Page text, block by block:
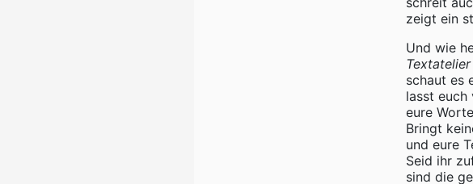
zeigt ein
Und wie
Textatelier
schaut es
lasst euch
eure
Bringt
und eure
Seid ihr
sind die